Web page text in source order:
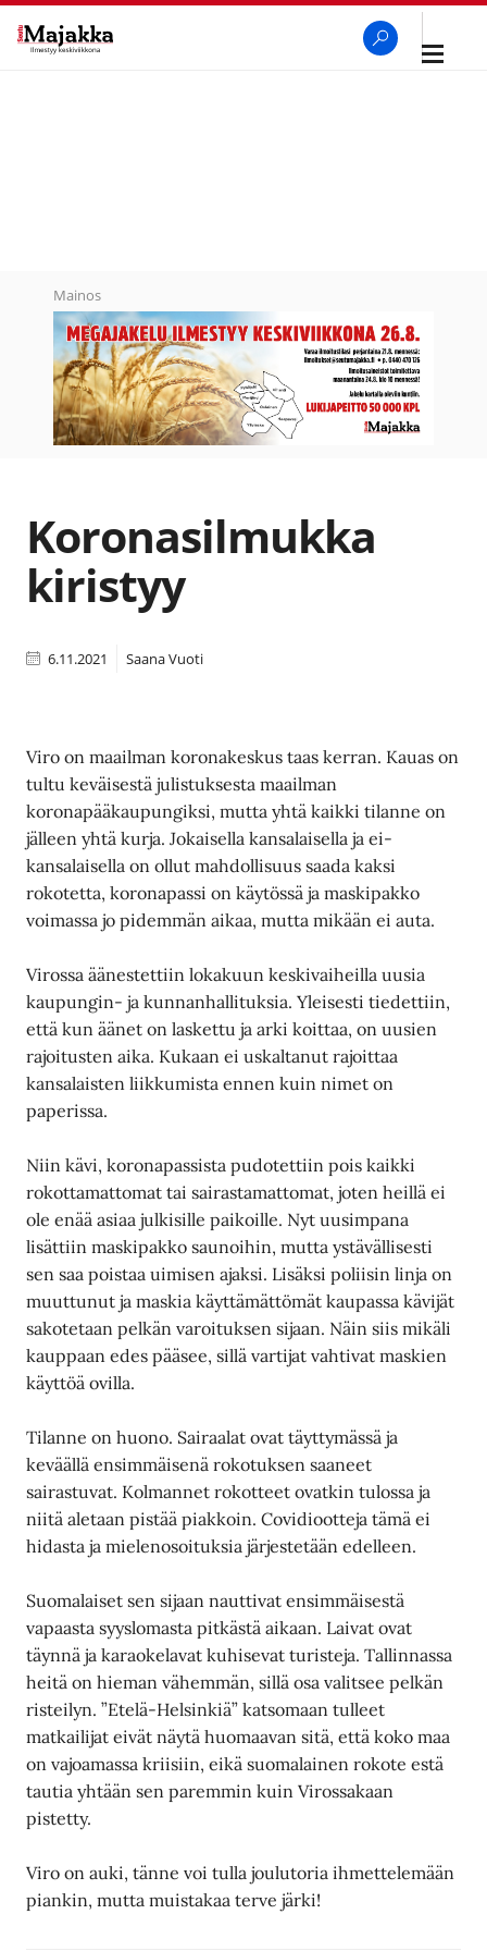
Avaa
Mainos
Koronasilmukka
kiristyy
6.11.2021 Saana Vuoti
Viro on maailman koronakeskus taas kerran. Kauas on
tultu keväisestä julistuksesta maailman
koronapääkaupungiksi, mutta yhtä kaikki tilanne on
jälleen yhtä kurja. Jokaisella kansalaisella ja ei-
kansalaisella on ollut mahdollisuus saada kaksi
rokotetta, koronapassi on käytössä ja maskipakko
voimassa jo pidemmän aikaa, mutta mikään ei auta.
Virossa äänestettiin lokakuun keskivaiheilla uusia
kaupungin- ja kunnanhallituksia. Yleisesti tiedettiin,
että kun äänet on laskettu ja arki koittaa, on uusien
rajoitusten aika. Kukaan ei uskaltanut rajoittaa
kansalaisten liikkumista ennen kuin nimet on
paperissa.
Niin kävi, koronapassista pudotettiin pois kaikki
rokottamattomat tai sairastamattomat, joten heillä ei
ole enää asiaa julkisille paikoille. Nyt uusimpana
lisättiin maskipakko saunoihin, mutta ystävällisesti
sen saa poistaa uimisen ajaksi. Lisäksi poliisin linja on
muuttunut ja maskia käyttämättömät kaupassa kävijät
sakotetaan pelkän varoituksen sijaan. Näin siis mikäli
kauppaan edes pääsee, sillä vartijat vahtivat maskien
käyttöä ovilla.
Tilanne on huono. Sairaalat ovat täyttymässä ja
keväällä ensimmäisenä rokotuksen saaneet
sairastuvat. Kolmannet rokotteet ovatkin tulossa ja
niitä aletaan pistää piakkoin. Covidiootteja tämä ei
hidasta ja mielenosoituksia järjestetään edelleen.
Suomalaiset sen sijaan nauttivat ensimmäisestä
vapaasta syyslomasta pitkästä aikaan. Laivat ovat
täynnä ja karaokelavat kuhisevat turisteja. Tallinnassa
heitä on hieman vähemmän, sillä osa valitsee pelkän
risteilyn. ”Etelä-Helsinkiä” katsomaan tulleet
matkailijat eivät näytä huomaavan sitä, että koko maa
on vajoamassa kriisiin, eikä suomalainen rokote estä
tautia yhtään sen paremmin kuin Virossakaan
pistetty.
Viro on auki, tänne voi tulla joulutoria ihmettelemään
piankin, mutta muistakaa terve järki!